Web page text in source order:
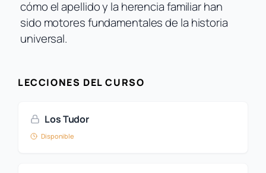
cómo el apellido y la herencia familiar han
sido motores fundamentales de la historia
universal.
LECCIONES DEL CURSO
Los Tudor
Disponible